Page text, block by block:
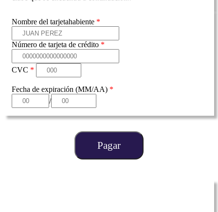
Nombre del tarjetahabiente *
Número de tarjeta de crédito *
CVC *
Fecha de expiración (MM/AA) *
/
Pagar